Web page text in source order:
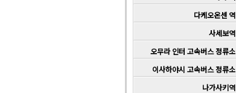
다케오온센 역
사세보역
오무라 인터 고속버스 정류소
이사하야시 고속버스 정류소
나가사키역